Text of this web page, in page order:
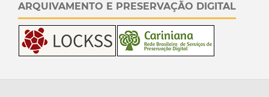
ARQUIVAMENTO E PRESERVAÇÃO DIGITAL